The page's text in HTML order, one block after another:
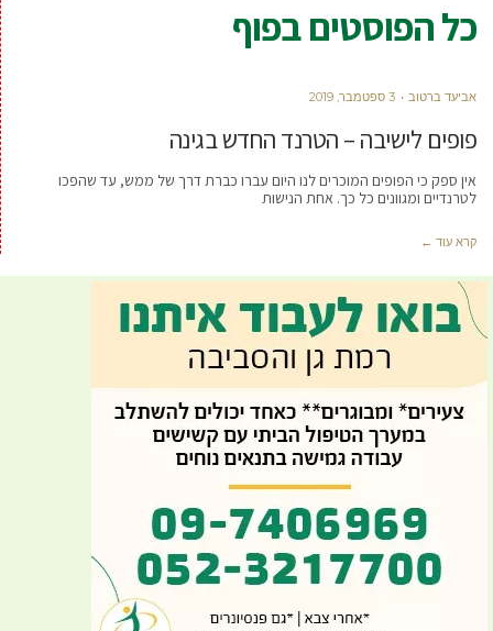
כל הפוסטים בפוף
אביעד ברטוב 3 ספטמבר, 2019
פופים לישיבה – הטרנד החדש בגינה
אין ספק כי הפופים המוכרים לנו היום עברו כברת דרך של ממש, עד שהפכו
לטרנדיים ומגוונים כל כך. אחת הנישות
קרא עוד ←